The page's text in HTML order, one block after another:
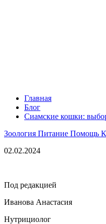
Главная
Блог
Сиамские кошки:
Зоология Питание Помощь
02.02.2024
Под редакцией
Иванова Анастасия
Нутрициолог